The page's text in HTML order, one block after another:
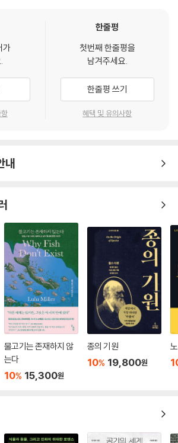
.
학기술학 등 다양한 관점을 유기적으로 결합하
들며 통합적인 시각을 제시한다. 과학자, 정책 입
과학 기술에 관심 있는 모든 사람에게 유익한 내
기술이 사회적 공론의 중심으로 떠오른 지금, 이
위한 필수 지식과 균형 잡힌 시각을 지닐 수 있도
등장했던 유전자 연구의 역사를 심층 조사한
분야에서 품위와 명예를 찾으려는 노력이 엿보
절을 따라가는 멋진 여정.”
치는 매혹적인 책. 굉장히 잘 읽힌다.”
말(It’s the End of the World)』 저자)
쾌한 평가가 돋보이는 책. 유전자를 다루는 생명
과학』 『자연의 패턴』 저자)
가
한줄평
첫번째 한줄평을
남겨주세요.
한줄평 쓰기
혜택 및 유의사항
내
물고기는 존재하지 않
는다
10% 15,300원
종의 기원
10% 19,800원